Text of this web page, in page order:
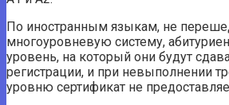
По иностранным языкам, не
многоуровневую систему,
уровень, на который они будут
регистрации, и при невыполнении
уровню сертификат не